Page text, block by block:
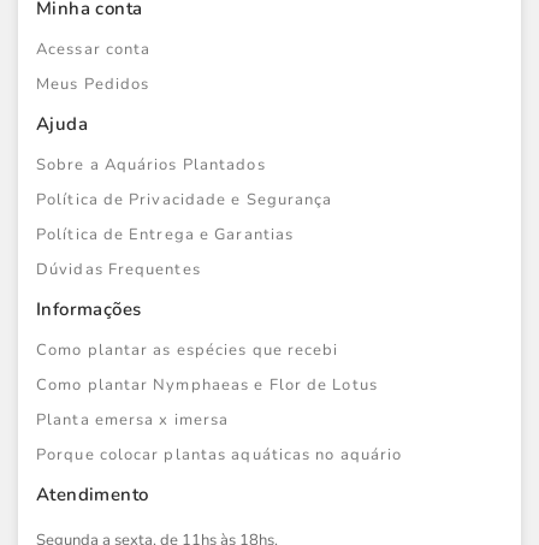
Minha conta
Acessar conta
Meus Pedidos
Ajuda
Sobre a Aquários Plantados
Política de Privacidade e Segurança
Política de Entrega e Garantias
Dúvidas Frequentes
Informações
Como plantar as espécies que recebi
Como plantar Nymphaeas e Flor de Lotus
Planta emersa x imersa
Porque colocar plantas aquáticas no aquário
Atendimento
Segunda a sexta, de 11hs às 18hs.